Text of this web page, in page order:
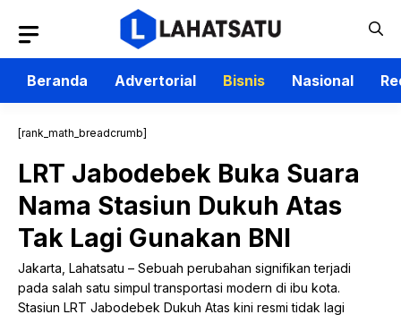
isi
Beranda
Advertorial Bisnis Nasional
[rank_math_breadcrumb]
LRT Jabodebek Buka Suara
Nama Stasiun Dukuh Atas
Tak Lagi Gunakan BNI
Jakarta, Lahatsatu – Sebuah perubahan signifikan terjadi
pada salah satu simpul transportasi modern di ibu kota.
Stasiun LRT Jabodebek Dukuh Atas kini resmi tidak lagi